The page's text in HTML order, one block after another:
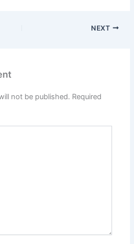
NEXT
not be published. Required